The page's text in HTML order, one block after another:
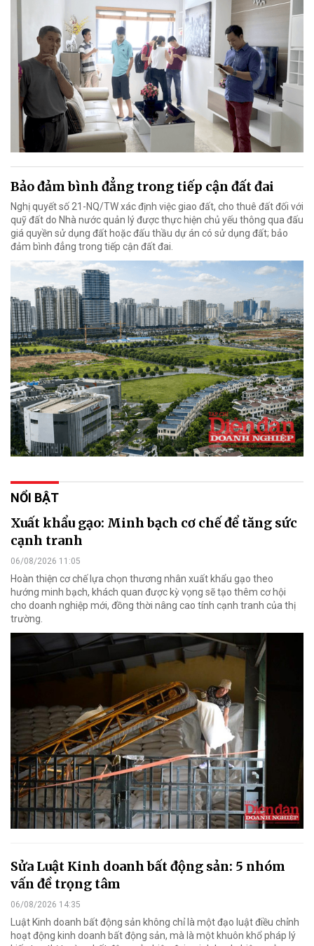
Bảo đảm bình đẳng trong tiếp cận đất đai
Nghị quyết số 21-NQ/TW xác định việc giao đất, cho thuê đất đối với
quỹ đất do Nhà nước quản lý được thực hiện chủ yếu thông qua đấu
giá quyền sử dụng đất hoặc đấu thầu dự án có sử dụng đất; bảo
đảm bình đẳng trong tiếp cận đất đai.
NỔI BẬT
Xuất khẩu gạo: Minh bạch cơ chế để tăng sức
cạnh tranh
06/08/2026 11:05
Hoàn thiện cơ chế lựa chọn thương nhân xuất khẩu gạo theo
hướng minh bạch, khách quan được kỳ vọng sẽ tạo thêm cơ hội
cho doanh nghiệp mới, đồng thời nâng cao tính cạnh tranh của thị
trường.
Sửa Luật Kinh doanh bất động sản: 5 nhóm
vấn đề trọng tâm
06/08/2026 14:35
Luật Kinh doanh bất động sản không chỉ là một đạo luật điều chỉnh
hoạt động kinh doanh bất động sản, mà là một khuôn khổ pháp lý